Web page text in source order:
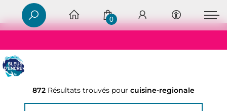
0
872 Résultats trouvés pour cuisine-regionale